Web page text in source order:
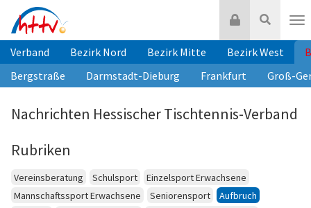
Inhalt
springen
Suche
Login
Verband Bezirk Nord Bezirk Mitte Bezirk West
Bergstraße
Darmstadt-Dieburg Frankfurt Groß-
Nachrichten Hessischer Tischtennis-Verband
Rubriken
Vereinsberatung Schulsport
Einzelsport Erwachsene
Mannschaftssport Erwachsene
Seniorensport
Aufbruch